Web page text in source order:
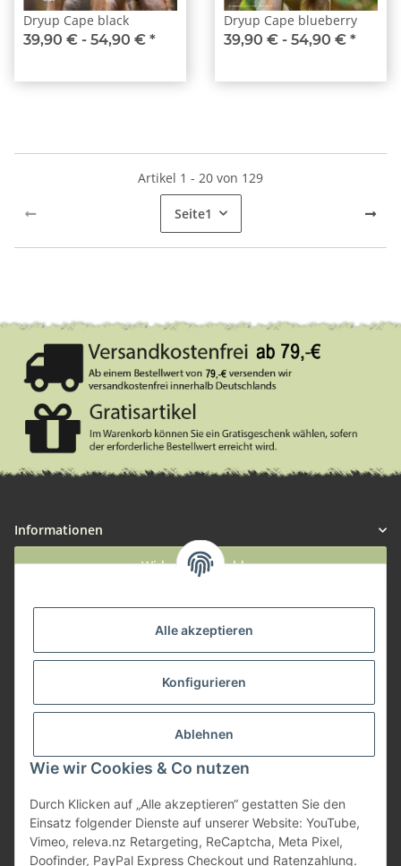
Alle akzeptieren
Konfigurieren
Ablehnen
Wie wir Cookies & Co nutzen
Durch Klicken auf „Alle akzeptieren“ gestatten Sie den
Einsatz folgender Dienste auf unserer Website: YouTube,
Vimeo, releva.nz Retargeting, ReCaptcha, Meta Pixel,
Doofinder, PayPal Express Checkout und Ratenzahlung.
Dryup Cape black
39,90 € - 54,90 € *
Dryup Cape blueberry
39,90 € - 54,90 € *
Artikel 1 - 20 von 129
Seite1
Informationen
Widerruf anmelden
Zahlungsmöglichkeiten